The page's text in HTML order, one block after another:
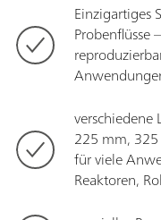
Einzigartiges
Probenflüsse
225 mm,
für viele
Reaktoren,